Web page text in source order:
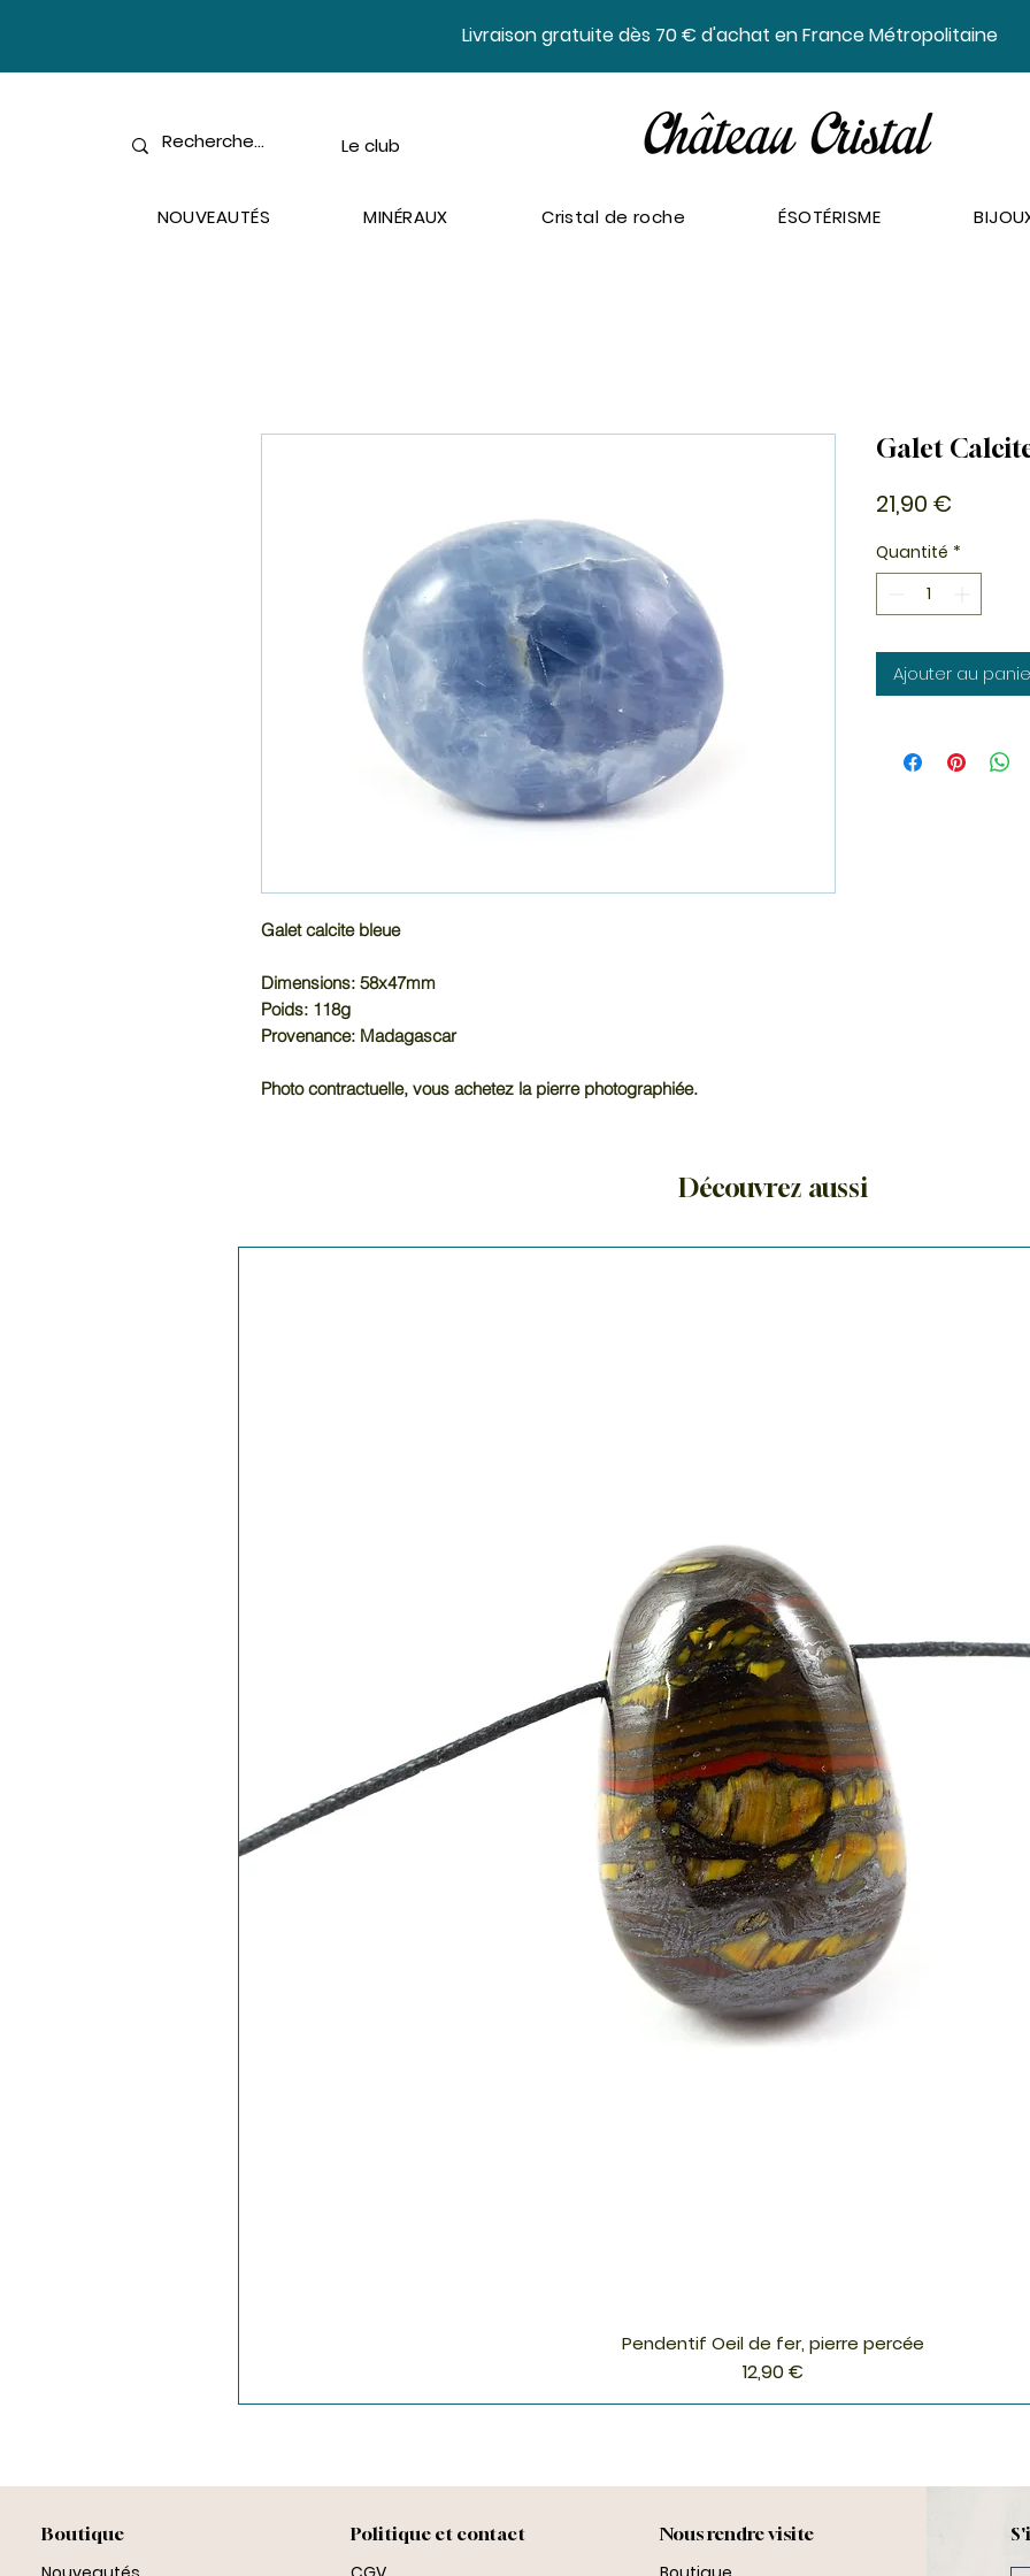
​Livraison gratuite dès 70 € d'achat en France Métropolitaine
Le club
NOUVEAUTÉS MINÉRAUX Cristal de roche ÉSOTÉRISME
Galet calcite bleue
Dimensions: 58x47mm
Poids: 118g
Provenance: Madagascar
Photo contractuelle, vous achetez la pierre photographiée.
Galet
21,90 €
Quantité *
Ajouter au
Découvrez aussi
Aperçu rapide
Pendentif Oeil de fer, pierre percée
Prix
12,90 €
Boutique
Politique et contact
Nous rendre visite